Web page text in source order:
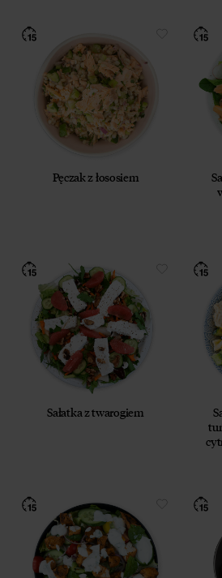
Pęczak z łososiem
Sałatka z twarogiem